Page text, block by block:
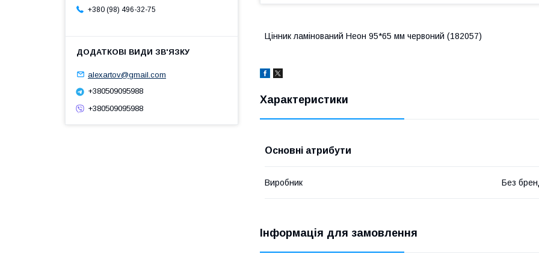
Цінник ламінований Неон 95*65 мм червоний (182057)
Характеристики
Основні атрибути
Виробник Без
Інформація для замовлення
+380 (98) 496-32-75
alexartov@gmail.com
+380509095988
+380509095988